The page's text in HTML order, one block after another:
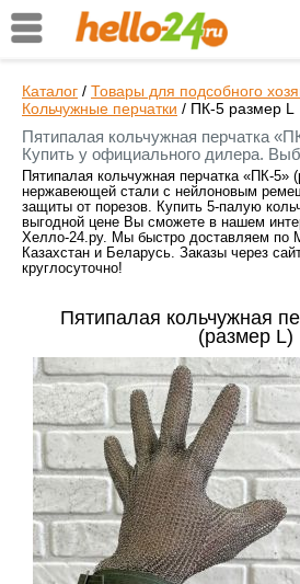
Каталог / Товары для подсобного
Кольчужные перчатки / ПК-5 размер L
Пятипалая кольчужная перчатка
Купить у официального дилера.
Пятипалая кольчужная перчатка «ПК-5»
нержавеющей стали с нейлоновым
защиты от порезов. Купить 5-палую
выгодной цене Вы сможете в нашем
Хелло-24.ру. Мы быстро доставляем по
Казахстан и Беларусь. Заказы через
круглосуточно!
Пятипалая кольчужная
(размер L)